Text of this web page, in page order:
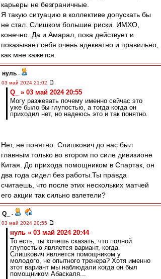
карьеры не безграничные.
Я такую ситуацию в коллективе допускать бы
не стал. Слишком большие риски. ИМХО,
конечно. Да и Амарал, пока действует и
показывает себя очень адекватно и правильно,
как мне кажется.
нуль -
03 май 2024 21:02
Q_ » 03 май 2024 20:55
Могу разжевать почему именно сейчас это
уже было бы глупостью, а тогда когда он
приходил нет, но надеюсь это и так понятно.
Нет, не понятно. Слишкович до нас был
главным только во втором по силе дивизионе
Китая. До прихода помощником в Спартак, он
два года сидел без работы.Ты правда
считаешь, что после этих нескольких матчей
его акции так сильно взлетели?
Q_
-
03 май 2024 20:55
нуль » 03 май 2024 20:44
То есть, ты хочешь сказать, что полной
глупостью является вариант, когда
Слишкович является помощником у
молодого, не опытного тренера? Хотя именно
зтот вариант мы наблюдали когда он был
помощником Абаскаля...